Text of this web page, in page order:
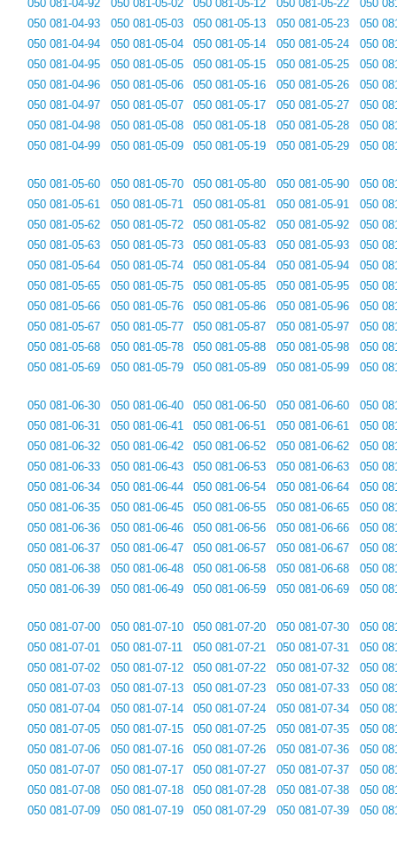
050 081-04-92
050 081-04-93
050 081-04-94
050 081-04-95
050 081-04-96
050 081-04-97
050 081-04-98
050 081-04-99
050 081-05-02
050 081-05-03
050 081-05-04
050 081-05-05
050 081-05-06
050 081-05-07
050 081-05-08
050 081-05-09
050 081-05-12
050 081-05-13
050 081-05-14
050 081-05-15
050 081-05-16
050 081-05-17
050 081-05-18
050 081-05-19
050 081-05-22
050 081-05-23
050 081-05-24
050 081-05-25
050 081-05-26
050 081-05-27
050 081-05-28
050 081-05-29
050
050
050
050
050
050
050
050
050 081-05-60
050 081-05-61
050 081-05-62
050 081-05-63
050 081-05-64
050 081-05-65
050 081-05-66
050 081-05-67
050 081-05-68
050 081-05-69
050 081-05-70
050 081-05-71
050 081-05-72
050 081-05-73
050 081-05-74
050 081-05-75
050 081-05-76
050 081-05-77
050 081-05-78
050 081-05-79
050 081-05-80
050 081-05-81
050 081-05-82
050 081-05-83
050 081-05-84
050 081-05-85
050 081-05-86
050 081-05-87
050 081-05-88
050 081-05-89
050 081-05-90
050 081-05-91
050 081-05-92
050 081-05-93
050 081-05-94
050 081-05-95
050 081-05-96
050 081-05-97
050 081-05-98
050 081-05-99
050
050
050
050
050
050
050
050
050
050
050 081-06-30
050 081-06-31
050 081-06-32
050 081-06-33
050 081-06-34
050 081-06-35
050 081-06-36
050 081-06-37
050 081-06-38
050 081-06-39
050 081-06-40
050 081-06-41
050 081-06-42
050 081-06-43
050 081-06-44
050 081-06-45
050 081-06-46
050 081-06-47
050 081-06-48
050 081-06-49
050 081-06-50
050 081-06-51
050 081-06-52
050 081-06-53
050 081-06-54
050 081-06-55
050 081-06-56
050 081-06-57
050 081-06-58
050 081-06-59
050 081-06-60
050 081-06-61
050 081-06-62
050 081-06-63
050 081-06-64
050 081-06-65
050 081-06-66
050 081-06-67
050 081-06-68
050 081-06-69
050
050
050
050
050
050
050
050
050
050
050 081-07-00
050 081-07-01
050 081-07-02
050 081-07-03
050 081-07-04
050 081-07-05
050 081-07-06
050 081-07-07
050 081-07-08
050 081-07-09
050 081-07-10
050 081-07-11
050 081-07-12
050 081-07-13
050 081-07-14
050 081-07-15
050 081-07-16
050 081-07-17
050 081-07-18
050 081-07-19
050 081-07-20
050 081-07-21
050 081-07-22
050 081-07-23
050 081-07-24
050 081-07-25
050 081-07-26
050 081-07-27
050 081-07-28
050 081-07-29
050 081-07-30
050 081-07-31
050 081-07-32
050 081-07-33
050 081-07-34
050 081-07-35
050 081-07-36
050 081-07-37
050 081-07-38
050 081-07-39
050
050
050
050
050
050
050
050
050
050